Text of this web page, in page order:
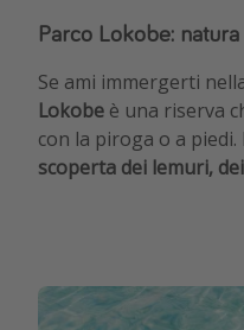
Parco Lokobe:
Se ami immergerti
Lokobe è una riserva
con la piroga o a
scoperta dei lemuri,